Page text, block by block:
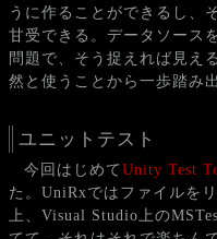
うに作ることができるし、
甘受できる。データソース
問題で、そう捉えれば見え
然と使うことから一歩踏み
ユニットテスト
今回はじめて Unity Test
た。UniRxではファイルを
上、Visual Studio上の